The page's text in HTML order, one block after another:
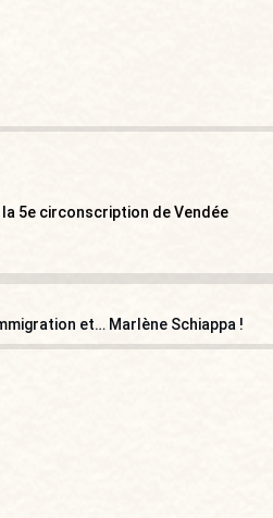
5e circonscription de Vendée
et… Marlène Schiappa !